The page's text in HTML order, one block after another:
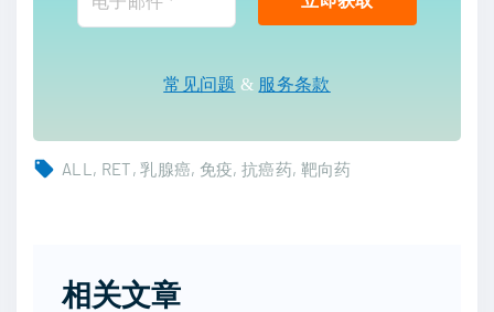
常见问题 & 服务条款
ALL RET 乳腺癌 免疫 抗癌药 靶向药
相关文章